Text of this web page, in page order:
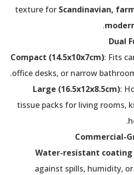
texture for Scandinavian,
.
Dual
Compact (14.5x10x7cm): Fits
office desks, or narrow
Large (16.5x12x8.5cm):
tissue packs for living rooms,
Commercial-
Water-resistant coating
against spills, humidity,